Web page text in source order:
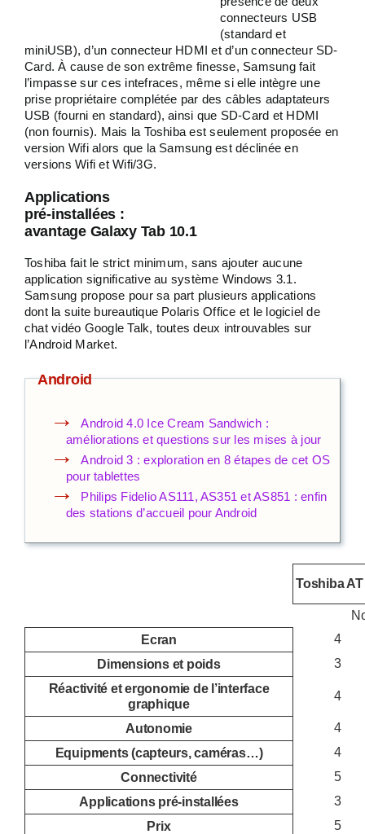
connecteurs USB
(standard et
miniUSB), d’un connecteur HDMI et d’un connecteur SD-
Card. À cause de son extrême finesse, Samsung fait
l’impasse sur ces intefraces, même si elle intègre une
prise propriétaire complétée par des câbles adaptateurs
USB (fourni en standard), ainsi que SD-Card et HDMI
(non fournis). Mais la Toshiba est seulement proposée en
version Wifi alors que la Samsung est déclinée en
versions Wifi et Wifi/3G.
Applications
pré-installées :
avantage Galaxy Tab 10.1
Toshiba fait le strict minimum, sans ajouter aucune
application significative au système Windows 3.1.
Samsung propose pour sa part plusieurs applications
dont la suite bureautique Polaris Office et le logiciel de
chat vidéo Google Talk, toutes deux introuvables sur
l’Android Market.
Android
Android 4.0 Ice Cream Sandwich :
améliorations et questions sur les mises à jour
Android 3 : exploration en 8 étapes de cet OS
pour tablettes
Philips Fidelio AS111, AS351 et AS851 : enfin
des stations d’accueil pour Android
Toshiba AT
Ecran
4
Dimensions et poids
3
Réactivité et ergonomie de l’interface
graphique
4
Autonomie
4
Equipments (capteurs, caméras…)
4
Connectivité
5
Applications pré-installées
3
Prix
5